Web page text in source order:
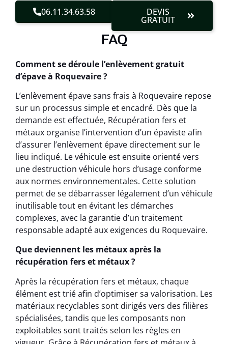
06.11.34.63.58 DEVIS
GRATUIT
FAQ
Comment se déroule l’enlèvement gratuit
d’épave à Roquevaire ?
L’enlèvement épave sans frais à Roquevaire repose
sur un processus simple et encadré. Dès que la
demande est effectuée, Récupération fers et
métaux organise l’intervention d’un épaviste afin
d’assurer l’enlèvement épave directement sur le
lieu indiqué. Le véhicule est ensuite orienté vers
une destruction véhicule hors d’usage conforme
aux normes environnementales. Cette solution
permet de se débarrasser légalement d’un véhicule
inutilisable tout en évitant les démarches
complexes, avec la garantie d’un traitement
responsable adapté aux exigences du Roquevaire.
Que deviennent les métaux après la
récupération fers et métaux ?
Après la récupération fers et métaux, chaque
élément est trié afin d’optimiser sa valorisation. Les
matériaux recyclables sont dirigés vers des filières
spécialisées, tandis que les composants non
exploitables sont traités selon les règles en